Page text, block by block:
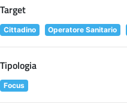
Target
Cittadino Operatore Sanitario
Tipologia
Focus